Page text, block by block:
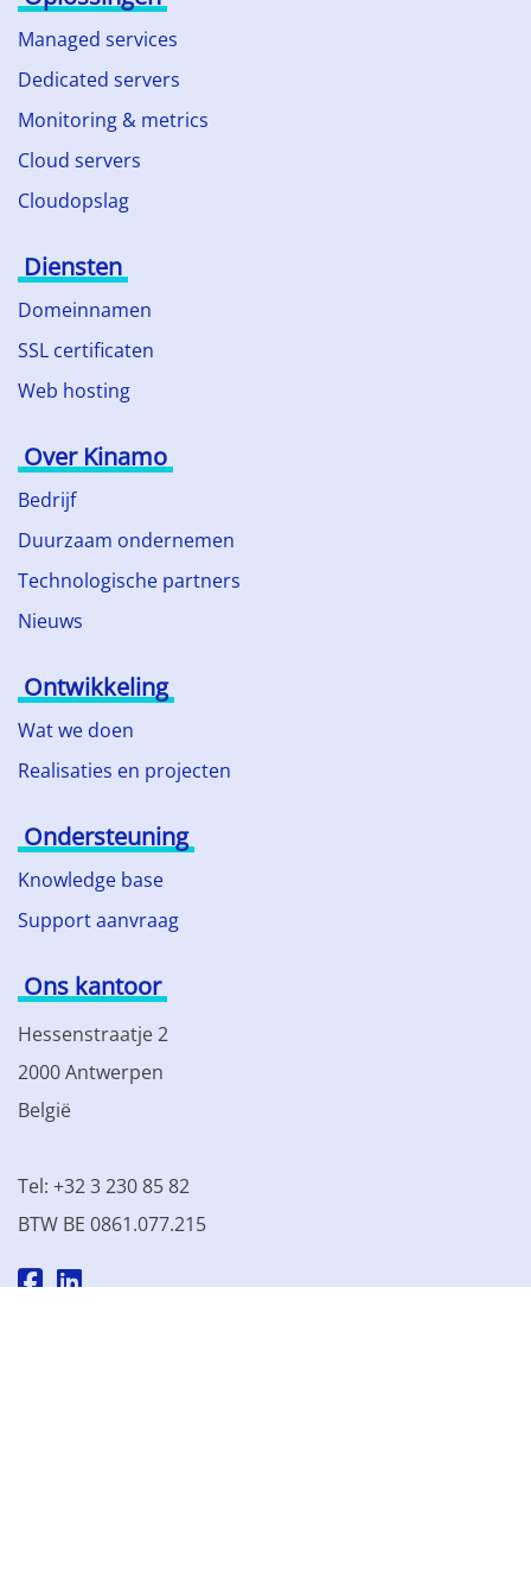
Managed services
Dedicated servers
Monitoring & metrics
Cloud servers
Cloudopslag
Diensten
Domeinnamen
SSL certificaten
Web hosting
Over Kinamo
Bedrijf
Duurzaam ondernemen
Technologische partners
Nieuws
Ontwikkeling
Wat we doen
Realisaties en projecten
Ondersteuning
Knowledge base
Support aanvraag
Ons kantoor
Hessenstraatje 2
2000 Antwerpen
België
Tel: +32 3 230 85 82
BTW BE 0861.077.215